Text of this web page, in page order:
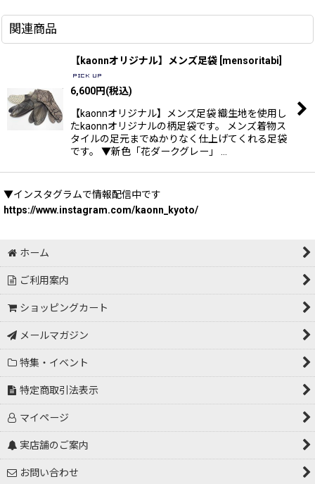
関連商品
【kaonnオリジナル】メンズ足袋 [mensoritabi]
6,600円(税込)
【kaonnオリジナル】メンズ足袋 織生地を使用し
たkaonnオリジナルの柄足袋です。 メンズ着物ス
タイルの足元までぬかりなく仕上げてくれる足袋
です。 ▼新色「花ダークグレー」 …
▼インスタグラムで情報配信中です
https://www.instagram.com/kaonn_kyoto/
ホーム
ご利用案内
ショッピングカート
メールマガジン
特集・イベント
特定商取引法表示
マイページ
実店舗のご案内
お問い合わせ